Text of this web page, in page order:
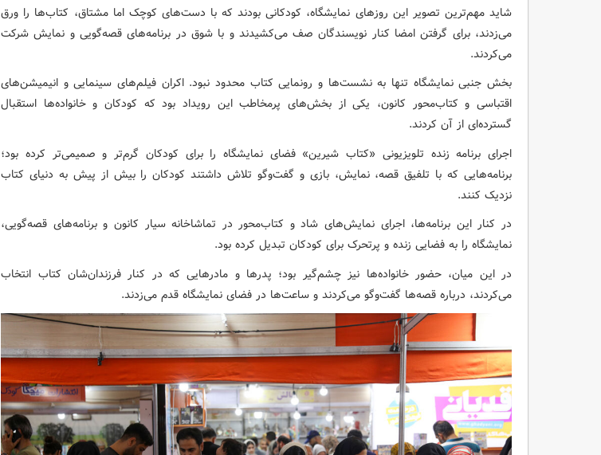
شاید مهم‌ترین تصویر این روزهای نمایشگاه، کودکانی بودند که با دست‌های کوچک اما مشتاق، کتاب‌ها را ورق
می‌زدند، برای گرفتن امضا کنار نویسندگان صف می‌کشیدند و با شوق در برنامه‌های قصه‌گویی و نمایش شرکت
می‌کردند.
بخش جنبی نمایشگاه تنها به نشست‌ها و رونمایی کتاب محدود نبود. اکران فیلم‌های سینمایی و انیمیشن‌های
اقتباسی و کتاب‌محور کانون، یکی از بخش‌های پرمخاطب این رویداد بود که کودکان و خانواده‌ها استقبال
گسترده‌ای از آن کردند.
اجرای برنامه زنده تلویزیونی «کتاب شیرین» فضای نمایشگاه را برای کودکان گرم‌تر و صمیمی‌تر کرده بود؛
برنامه‌هایی که با تلفیق قصه، نمایش، بازی و گفت‌وگو تلاش داشتند کودکان را بیش از پیش به دنیای کتاب
نزدیک کنند.
در کنار این برنامه‌ها، اجرای نمایش‌های شاد و کتاب‌محور در تماشاخانه سیار کانون و برنامه‌های قصه‌گویی،
نمایشگاه را به فضایی زنده و پرتحرک برای کودکان تبدیل کرده بود.
در این میان، حضور خانواده‌ها نیز چشم‌گیر بود؛ پدرها و مادرهایی که در کنار فرزندان‌شان کتاب انتخاب
می‌کردند، درباره قصه‌ها گفت‌وگو می‌کردند و ساعت‌ها در فضای نمایشگاه قدم می‌زدند.